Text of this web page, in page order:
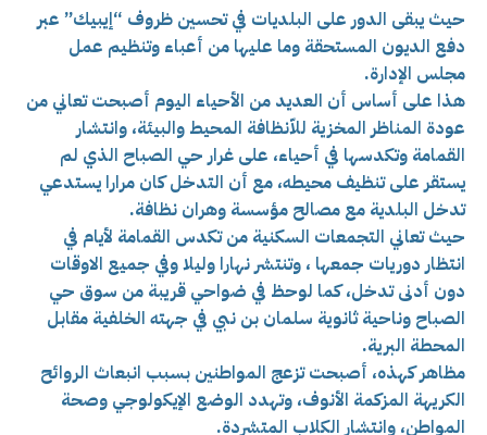
حيث يبقى الدور على البلديات في تحسين ظروف “إيبيك” عبر
دفع الديون المستحقة وما عليها من أعباء وتنظيم عمل
مجلس الإدارة.
هذا على أساس أن العديد من الأحياء اليوم أصبحت تعاني من
عودة المناظر المخزية للاّنظافة المحيط والبيئة، وانتشار
القمامة وتكدسها في أحياء، على غرار حي الصباح الذي لم
يستقر على تنظيف محيطه، مع أن التدخل كان مرارا يستدعي
تدخل البلدية مع مصالح مؤسسة وهران نظافة.
حيث تعاني التجمعات السكنية من تكدس القمامة لأيام في
انتظار دوريات جمعها ، وتنتشر نهارا وليلا وفي جميع الاوقات
دون أدنى تدخل، كما لوحظ في ضواحي قريبة من سوق حي
الصباح وناحية ثانوية سلمان بن نبي في جهته الخلفية مقابل
المحطة البرية.
مظاهر كهذه، أصبحت تزعج المواطنين بسبب انبعاث الروائح
الكريهة المزكمة الأنوف، وتهدد الوضع الإيكولوجي وصحة
المواطن، وانتشار الكلاب المتشردة.